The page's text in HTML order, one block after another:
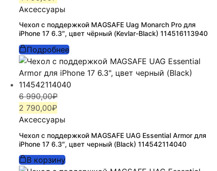
составляла
6
990,00₽.
4
790,00₽.
Аксессуары
Чехол с поддержкой MAGSAFE Uag Monarch Pro для
iPhone 17 6.3″, цвет чёрный (Kevlar-Black) 114516113940
Подробнее
6 990,00₽
Первоначальная
цена
составляла
6
990,00₽.
2 790,00₽
Текущая
цена:
2
790,00₽.
Аксессуары
Чехол с поддержкой MAGSAFE UAG Essential Armor для
iPhone 17 6.3″, цвет черный (Black) 114542114040
В корзину